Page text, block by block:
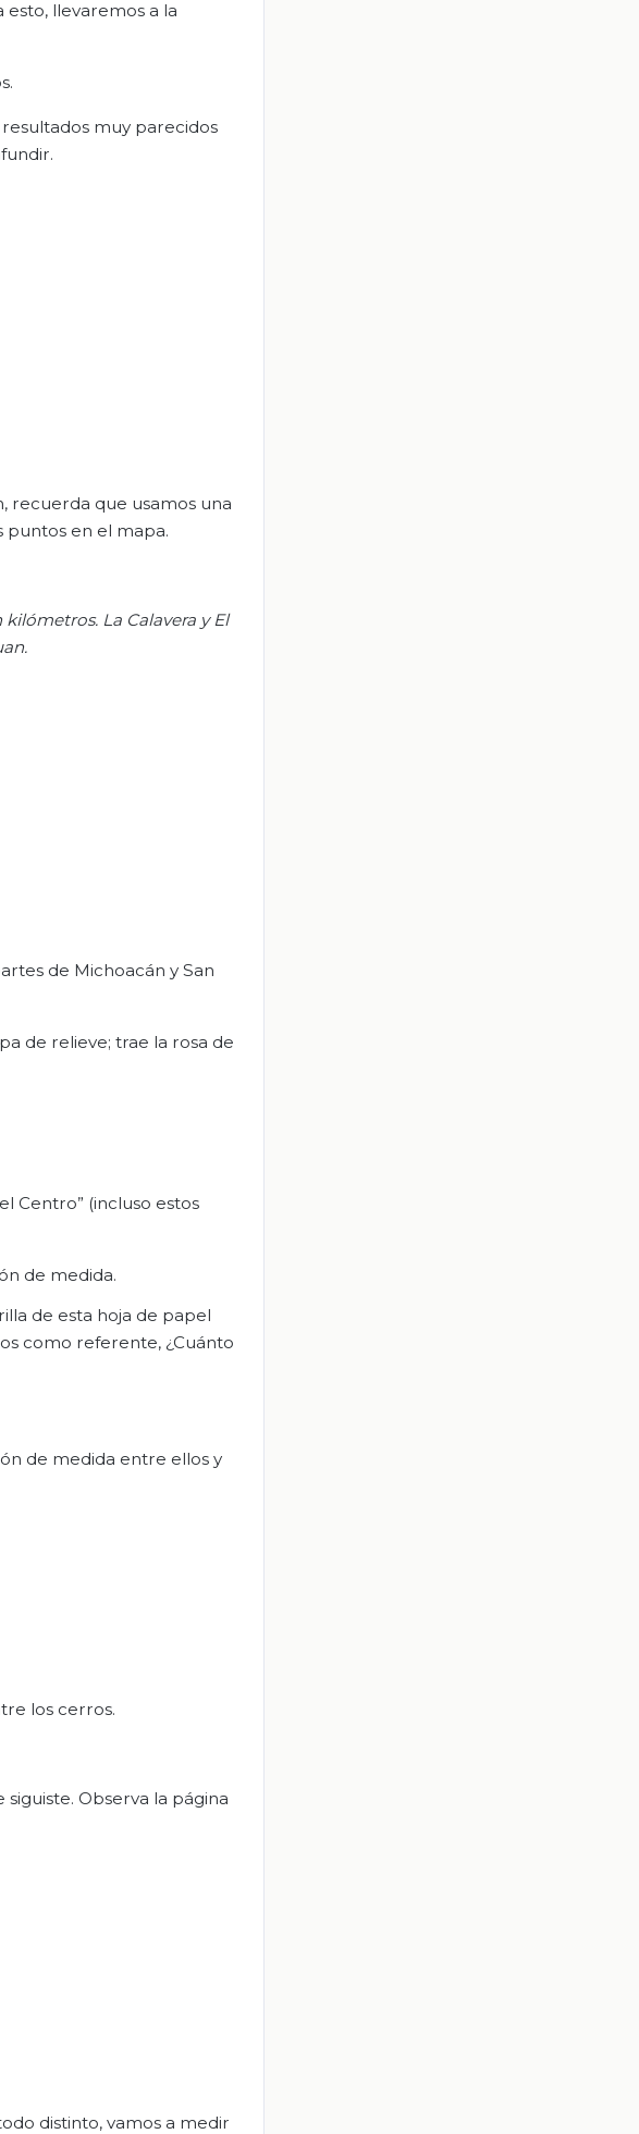
esto, llevaremos a la
muy parecidos
recuerda que usamos una
puntos en el mapa.
kilómetros. La Calavera y El
de Michoacán y San
de relieve; trae la rosa de
Centro” (incluso estos
de medida.
de esta hoja de papel
como referente, ¿Cuánto
de medida entre ellos y
los cerros.
Observa la página
distinto, vamos a medir